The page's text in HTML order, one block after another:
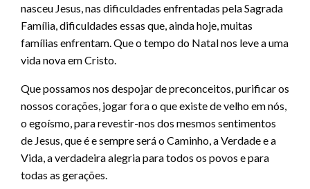
nasceu Jesus, nas dificuldades enfrentadas pela Sagrada
Família, dificuldades essas que, ainda hoje, muitas
famílias enfrentam. Que o tempo do Natal nos leve a uma
vida nova em Cristo.
Que possamos nos despojar de preconceitos, purificar os
nossos corações, jogar fora o que existe de velho em nós,
o egoísmo, para revestir-nos dos mesmos sentimentos
de Jesus, que é e sempre será o Caminho, a Verdade e a
Vida, a verdadeira alegria para todos os povos e para
todas as gerações.